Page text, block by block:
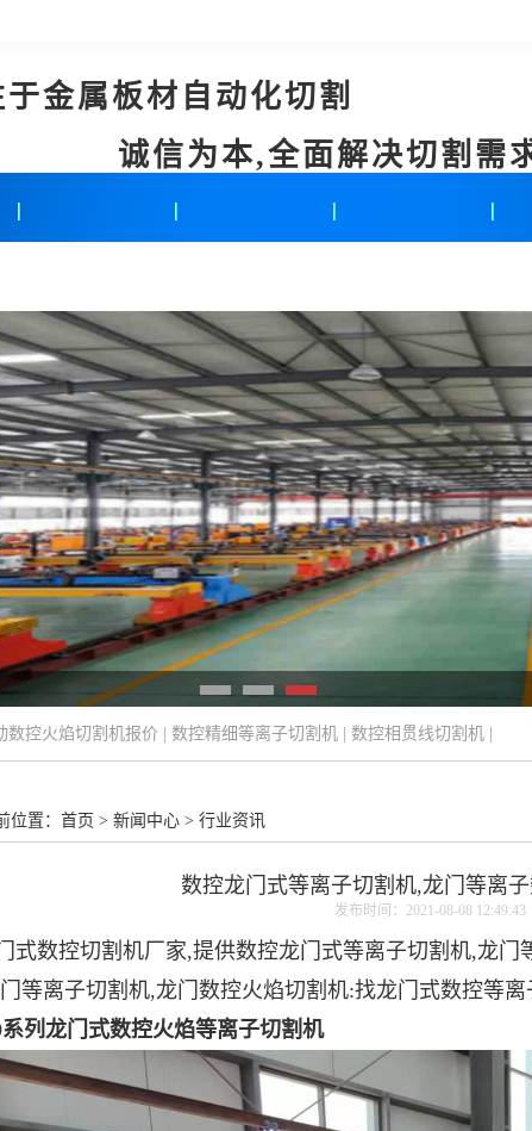
于金属板材自动化切割
诚信为本,全面解决切割需
数控火焰切割机报价 数控精细等离子切割机 数控相贯线切割机
位置： 首页 > 新闻中心 > 行业资讯
数控龙门式等离子切割机,龙门等离
发布时间：2021-08-08 12:49:43
式数控切割机厂家,提供数控龙门式等离子切割机,龙门
等离子切割机,龙门数控火焰切割机:找龙门式数控等离
列龙门式数控火焰等离子切割机